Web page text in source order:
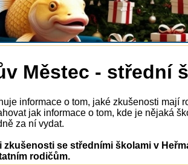
Městec - střední
informace o tom, jaké zkušenosti mají
jak informace o tom, kde je nějaká
za ní vydat.
zkušenosti se středními školami v
rodičům.